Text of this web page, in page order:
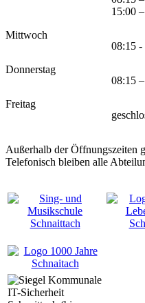
15:00
Mittwoch
08:15
Donnerstag
08:15
Freitag
Außerhalb der Öffnungszeiten
Telefonisch bleiben alle